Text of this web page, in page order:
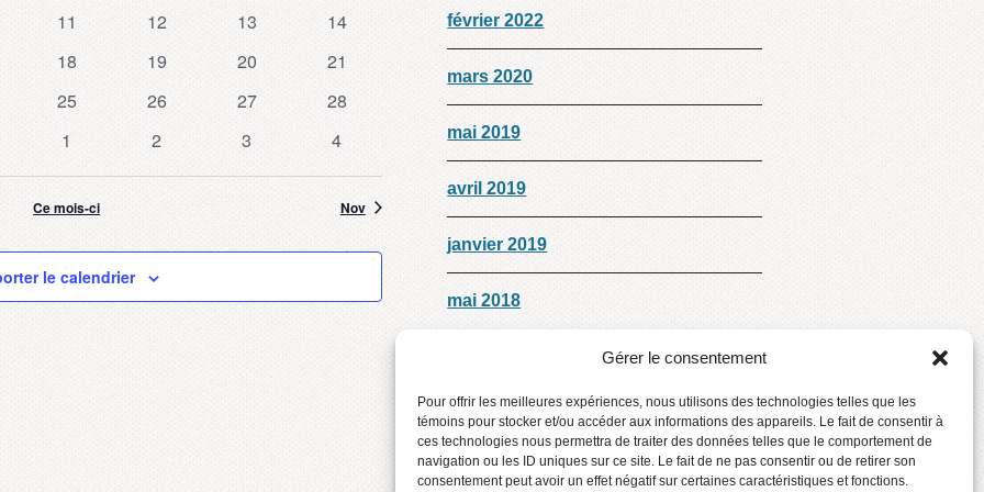
Gérer le consentement
Pour offrir les meilleures expériences, nous utilisons des technologies telles que les
témoins pour stocker et/ou accéder aux informations des appareils. Le fait de consentir à
ces technologies nous permettra de traiter des données telles que le comportement de
navigation ou les ID uniques sur ce site. Le fait de ne pas consentir ou de retirer son
consentement peut avoir un effet négatif sur certaines caractéristiques et fonctions.
0
évènements
11
0
évènements
12
0
évènements
13
0
14
0
18
0
évènements
19
0
20
0
évènements
21
0
évènements
25
0
26
0
évènements
27
0
28
0
évènements
1
0
évènements
2
0
évènements
3
0
évènements
4
Ce mois-ci Nov
le calendrier
février 2022
mars 2020
mai 2019
avril 2019
janvier 2019
mai 2018